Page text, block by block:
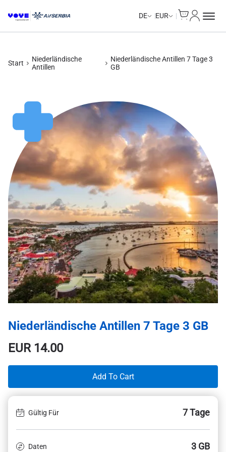
DE EUR
Start
Niederländische
Antillen
Niederländische Antillen 7 Tage 3
GB
Niederländische Antillen 7 Tage 3 GB
EUR14.00
Add To Cart
Gültig Für 7 Tage
Daten 3 GB